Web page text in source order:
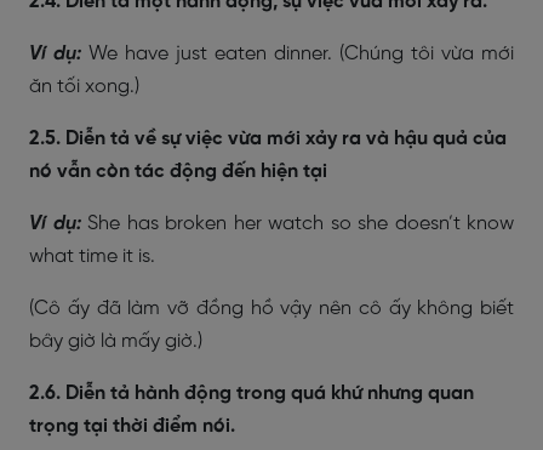
Ví dụ: We have just eaten dinner. (Chúng tôi vừa mới
ăn tối xong.)
2.5. Diễn tả về sự việc vừa mới xảy ra và hậu quả của
nó vẫn còn tác động đến hiện tại
Ví dụ: She has broken her watch so she doesn’t know
what time it is.
(Cô ấy đã làm vỡ đồng hồ vậy nên cô ấy không biết
bây giờ là mấy giờ.)
2.6. Diễn tả hành động trong quá khứ nhưng quan
trọng tại thời điểm nói.